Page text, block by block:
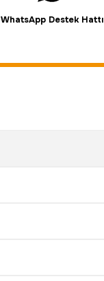
WhatsApp Destek Hattı